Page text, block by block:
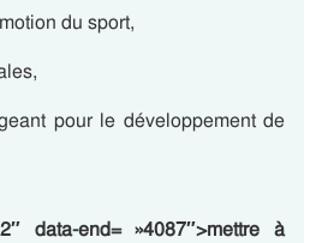
du sport,
pour le développement de
data-end= »4087″>mettre à